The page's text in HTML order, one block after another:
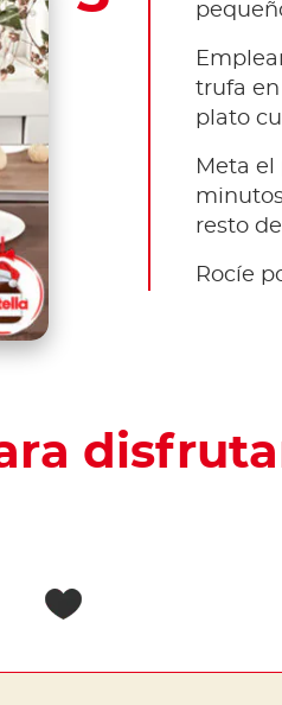
trufa
plato
Meta
resto
Rocíe